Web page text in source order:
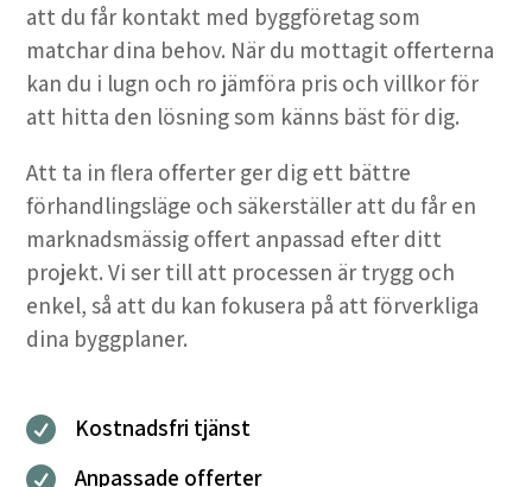
att du får kontakt med byggföretag som
matchar dina behov. När du mottagit offerterna
kan du i lugn och ro jämföra pris och villkor för
att hitta den lösning som känns bäst för dig.
Att ta in flera offerter ger dig ett bättre
förhandlingsläge och säkerställer att du får en
marknadsmässig offert anpassad efter ditt
projekt. Vi ser till att processen är trygg och
enkel, så att du kan fokusera på att förverkliga
dina byggplaner.
 Kostnadsfri tjänst
 Anpassade offerter